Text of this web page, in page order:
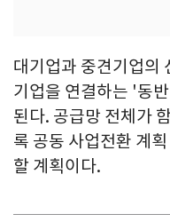
대기업과 중견기업의
기업을 연결하는 '동
된다. 공급망 전체가
록 공동 사업전환 계
할 계획이다.